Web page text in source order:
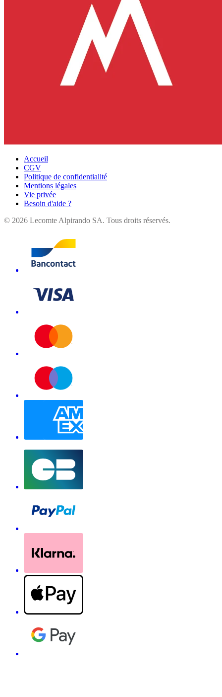
Accueil
CGV
Politique de confidentialité
Mentions légales
Vie privée
Besoin d'aide ?
© 2026 Lecomte Alpirando SA. Tous droits réservés.